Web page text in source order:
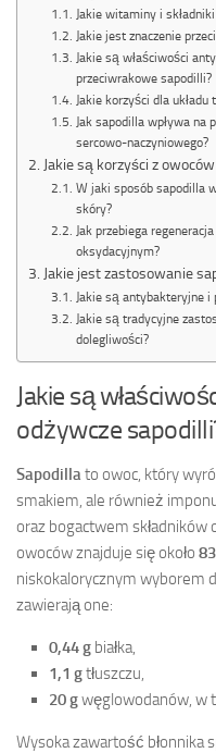
Jakie witaminy i
Jakie jest znaczenie
Jakie są właściwości
przeciwrakowe sapodilli?
Jakie korzyści dla
Jak sapodilla wpływa na
sercowo-naczyniowego?
Jakie są korzyści z
W jaki sposób sapodilla
skóry?
Jak przebiega
oksydacyjnym?
Jakie jest zastosowanie
Jakie są antybakteryjne i
Jakie są tradycyjne
dolegliwości?
Jakie są
odżywcze
Sapodillato owoc, który
smakiem, ale również
oraz bogactwem składników
owoców znajduje się około
niskokalorycznym wyborem
zawierają one:
0,44 g białka,
1,1 gtłuszczu,
20 gwęglowodanów, w
Wysoka zawartość błonnika